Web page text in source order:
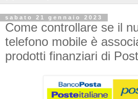
sabato 21 gennaio 2023
Come controllare se il
telefono mobile è
prodotti finanziari di